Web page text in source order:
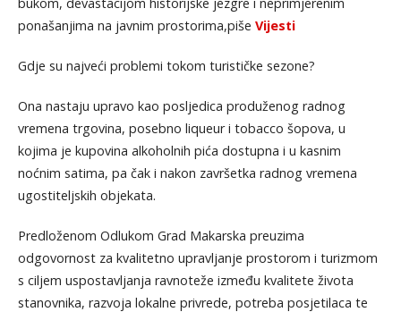
ponašanjima na javnim prostorima,piše Vijesti
Gdje su najveći problemi tokom turističke sezone?
Ona nastaju upravo kao posljedica produženog radnog
vremena trgovina, posebno liqueur i tobacco šopova, u
kojima je kupovina alkoholnih pića dostupna i u kasnim
noćnim satima, pa čak i nakon završetka radnog vremena
ugostiteljskih objekata.
Predloženom Odlukom Grad Makarska preuzima
odgovornost za kvalitetno upravljanje prostorom i turizmom
s ciljem uspostavljanja ravnoteže između kvalitete života
stanovnika, razvoja lokalne privrede, potreba posjetilaca te